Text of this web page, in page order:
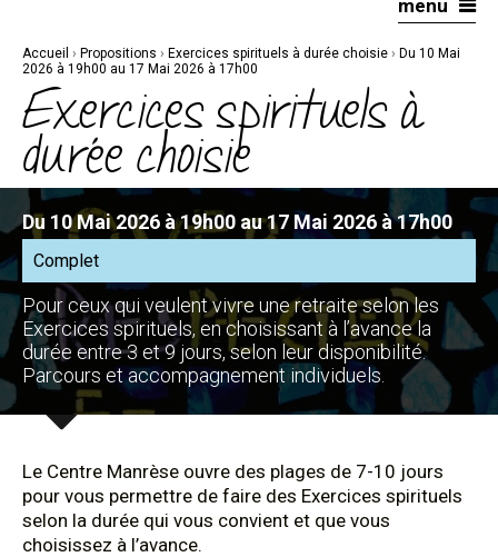
navigation
menu
Accueil › Propositions › Exercices spirituels à durée choisie › Du 10 Mai
2026 à 19h00 au 17 Mai 2026 à 17h00
Exercices spirituels à
durée choisie
Du 10 Mai 2026 à 19h00 au 17 Mai 2026 à 17h00
Complet
Pour ceux qui veulent vivre une retraite selon les
Exercices spirituels, en choisissant à l’avance la
durée entre 3 et 9 jours, selon leur disponibilité.
Parcours et accompagnement individuels.
Le Centre Manrèse ouvre des plages de 7-10 jours
pour vous permettre de faire des Exercices spirituels
selon la durée qui vous convient et que vous
choisissez à l’avance.